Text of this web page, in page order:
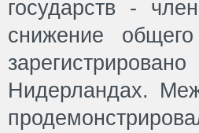
государств -
снижение
Нидерландах.